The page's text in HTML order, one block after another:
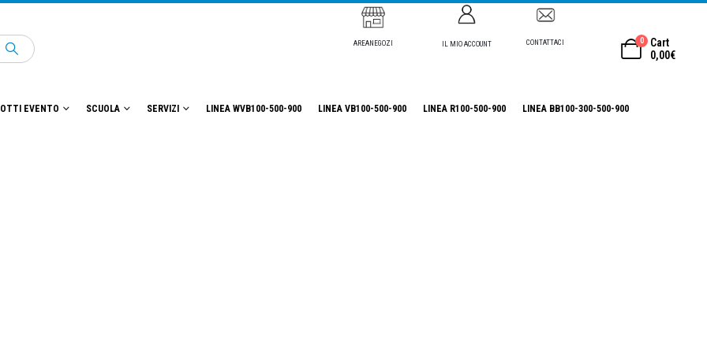
AREANEGOZI IL MIO ACCOUNT CONTATTACI 0
Cart
0,00€
EVENTO SCUOLA SERVIZI LINEA WVB100-500-900 LINEA VB100-500-900 LINEA R100-500-900 LINEA BB100-300-500-900